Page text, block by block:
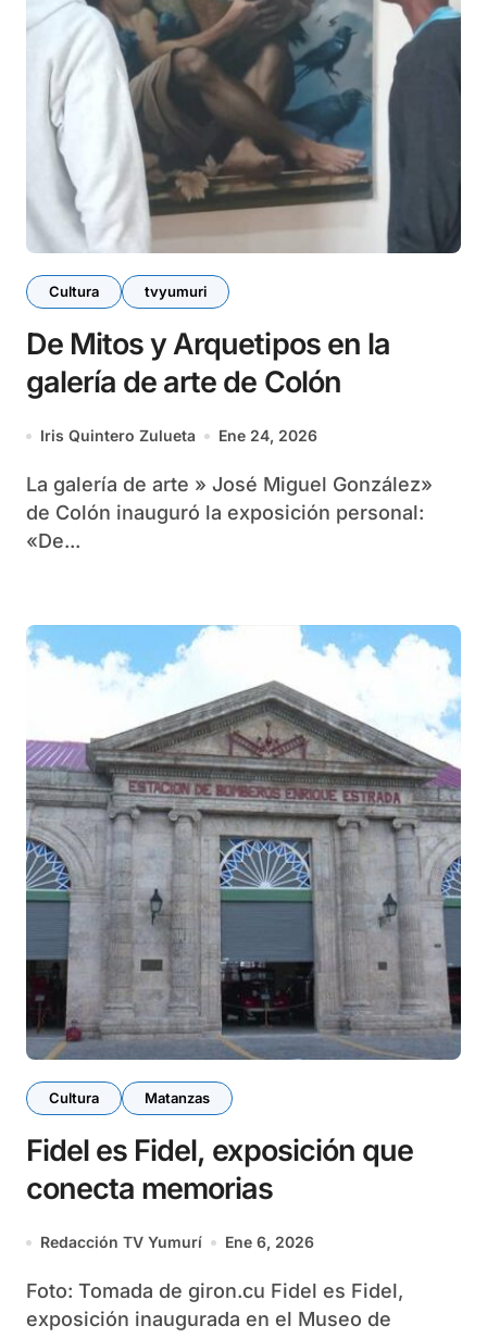
Cultura tvyumuri
De Mitos y Arquetipos en la
galería de arte de Colón
Iris Quintero Zulueta Ene 24, 2026
La galería de arte » José Miguel González»
de Colón inauguró la exposición personal:
«De...
Cultura Matanzas
Fidel es Fidel, exposición que
conecta memorias
Redacción TV Yumurí Ene 6, 2026
Foto: Tomada de giron.cu Fidel es Fidel,
exposición inaugurada en el Museo de